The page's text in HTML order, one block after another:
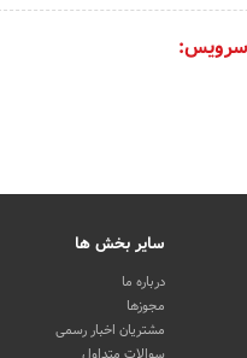
سایر بخش ها
درباره ما
مجوزها
مشتریان اخبار رسمی